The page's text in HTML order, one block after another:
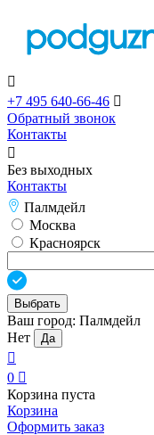

+7 495 640-66-46 
Обратный звонок
Контакты

Без выходных
Контакты
Палмдейл
Москва
Красноярск
Выбрать
Ваш город: Палмдейл
Нет
Да

0 
Корзина пуста
Корзина
Оформить заказ